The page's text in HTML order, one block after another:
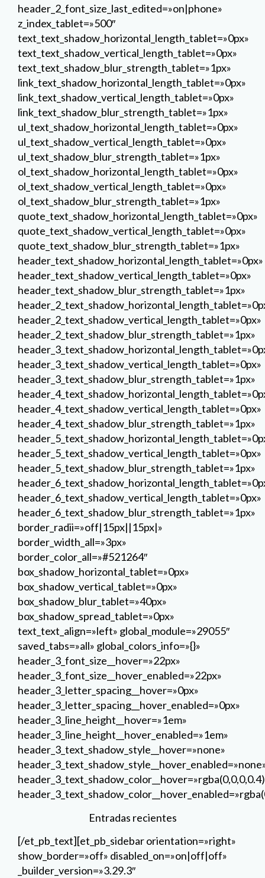
header_2_font_size_last_edited=»on|phone»
z_index_tablet=»500″
text_text_shadow_horizontal_length_tablet=»0px»
text_text_shadow_vertical_length_tablet=»0px»
text_text_shadow_blur_strength_tablet=»1px»
link_text_shadow_horizontal_length_tablet=»0px»
link_text_shadow_vertical_length_tablet=»0px»
link_text_shadow_blur_strength_tablet=»1px»
ul_text_shadow_horizontal_length_tablet=»0px»
ul_text_shadow_vertical_length_tablet=»0px»
ul_text_shadow_blur_strength_tablet=»1px»
ol_text_shadow_horizontal_length_tablet=»0px»
ol_text_shadow_vertical_length_tablet=»0px»
ol_text_shadow_blur_strength_tablet=»1px»
quote_text_shadow_horizontal_length_tablet=»0px»
quote_text_shadow_vertical_length_tablet=»0px»
quote_text_shadow_blur_strength_tablet=»1px»
header_text_shadow_horizontal_length_tablet=»0px»
header_text_shadow_vertical_length_tablet=»0px»
header_text_shadow_blur_strength_tablet=»1px»
header_2_text_shadow_vertical_length_tablet=»0px»
header_2_text_shadow_blur_strength_tablet=»1px»
header_3_text_shadow_vertical_length_tablet=»0px»
header_3_text_shadow_blur_strength_tablet=»1px»
header_4_text_shadow_vertical_length_tablet=»0px»
header_4_text_shadow_blur_strength_tablet=»1px»
header_5_text_shadow_vertical_length_tablet=»0px»
header_5_text_shadow_blur_strength_tablet=»1px»
header_6_text_shadow_vertical_length_tablet=»0px»
header_6_text_shadow_blur_strength_tablet=»1px»
border_radii=»off|15px||15px|»
border_width_all=»3px»
border_color_all=»#521264″
box_shadow_horizontal_tablet=»0px»
box_shadow_vertical_tablet=»0px»
box_shadow_blur_tablet=»40px»
box_shadow_spread_tablet=»0px»
text_text_align=»left» global_module=»29055″
saved_tabs=»all» global_colors_info=»{}»
header_3_font_size__hover=»22px»
header_3_font_size__hover_enabled=»22px»
header_3_letter_spacing__hover=»0px»
header_3_letter_spacing__hover_enabled=»0px»
header_3_line_height__hover=»1em»
header_3_line_height__hover_enabled=»1em»
header_3_text_shadow_style__hover=»none»
Entradas recientes
[/et_pb_text][et_pb_sidebar orientation=»right»
show_border=»off» disabled_on=»on|off|off»
_builder_version=»3.29.3″